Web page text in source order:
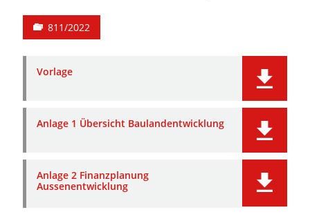
811/2022
Vorlage
Anlage 1 Übersicht Baulandentwicklung
Anlage 2 Finanzplanung
Aussenentwicklung